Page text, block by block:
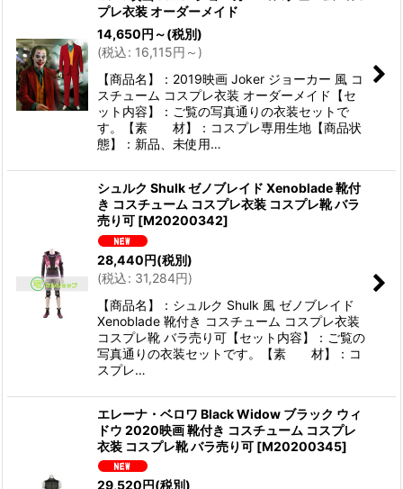
プレ衣装 オーダーメイド
14,650円 ～(税別)
(税込: 16,115円 ～ )
【商品名】：2019映画 Joker ジョーカー 風 コ
スチューム コスプレ衣装 オーダーメイド【セ
ット内容】：ご覧の写真通りの衣装セットで
す。【素 材】：コスプレ専用生地【商品状
態】：新品、未使用…
シュルク Shulk ゼノブレイド Xenoblade 靴付
き コスチューム コスプレ衣装 コスプレ靴 バラ
売り可 [M20200342]
28,440円(税別)
(税込: 31,284円)
【商品名】：シュルク Shulk 風 ゼノブレイド
Xenoblade 靴付き コスチューム コスプレ衣装
コスプレ靴 バラ売り可【セット内容】：ご覧の
写真通りの衣装セットです。【素 材】：コ
スプレ…
エレーナ・ベロワ Black Widow ブラック ウィ
ドウ 2020映画 靴付き コスチューム コスプレ
衣装 コスプレ靴 バラ売り可 [M20200345]
29,520 円(税別)